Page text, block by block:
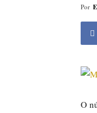
Por
O